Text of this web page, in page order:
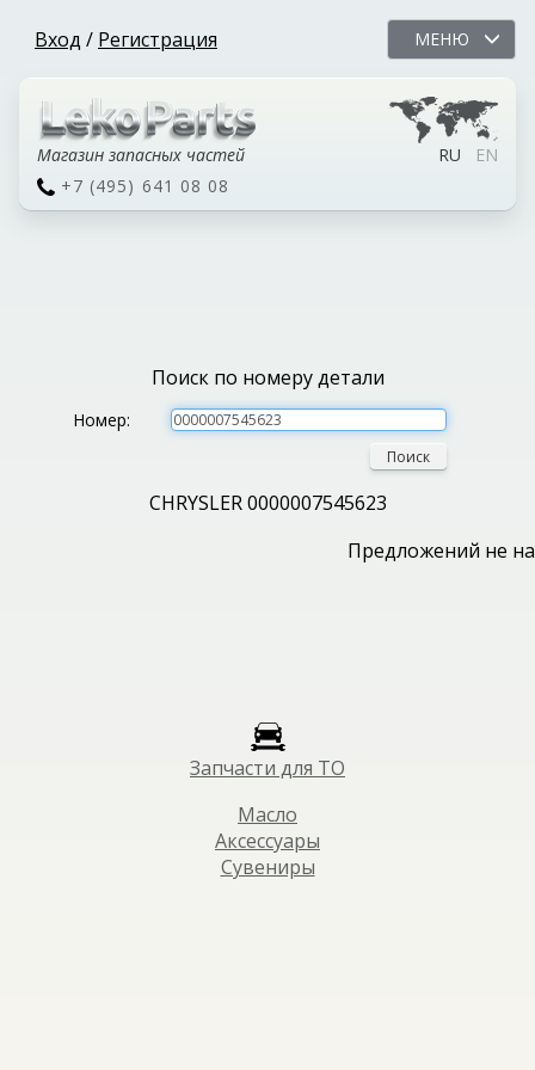
Вход / Регистрация МЕНЮ
Магазин запасных частей RU
EN
+7 (495) 641 08 08
Поиск по номеру детали
Номер:
Поиск
CHRYSLER 0000007545623
Предложений не
Запчасти для ТО
Масло
Аксессуары
Сувениры